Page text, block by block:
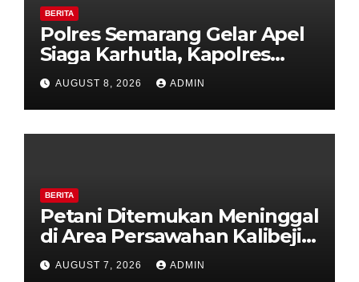
BERITA
Polres Semarang Gelar Apel
Siaga Karhutla, Kapolres
Tekankan Sinergi dan
Kesiapsiagaan Hadapi Musim
Kemarau.
AUGUST 8, 2026 ADMIN
BERITA
Petani Ditemukan Meninggal
di Area Persawahan Kalibeji,
Polisi Pastikan Tidak Ada
Tanda Kekerasan
AUGUST 7, 2026 ADMIN